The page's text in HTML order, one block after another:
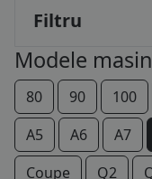
BLOG
B2B -
CONT
Filtru
Modele
80 90 100
A5
A6 A7
Coupe
Q2
225/60R16
235/60R16
225/55R17
235/55R17
235/60R17